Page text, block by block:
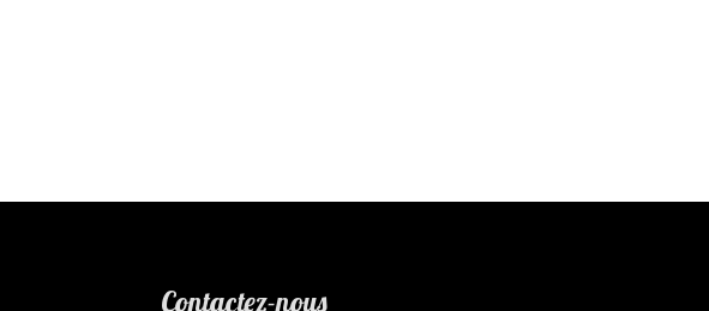
Contactez-nous